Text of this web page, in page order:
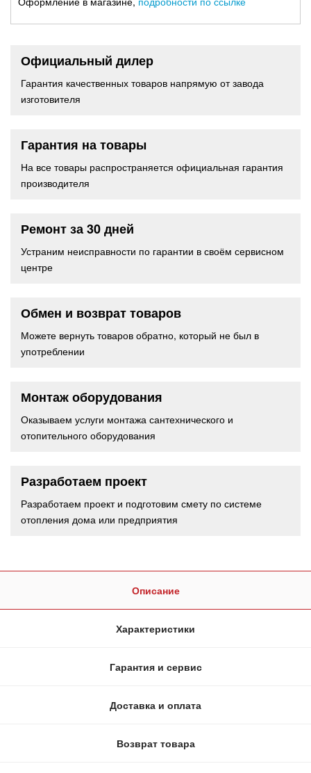
Официальный дилер
Гарантия качественных товаров напрямую от завода
изготовителя
Гарантия на товары
На все товары распространяется официальная гарантия
производителя
Ремонт за 30 дней
Устраним неисправности по гарантии в своём сервисном
центре
Обмен и возврат товаров
Можете вернуть товаров обратно, который не был в
употреблении
Монтаж оборудования
Оказываем услуги монтажа сантехнического и
отопительного оборудования
Разработаем проект
Разработаем проект и подготовим смету по системе
отопления дома или предприятия
Описание
Характеристики
Гарантия и сервис
Доставка и оплата
Возврат товара